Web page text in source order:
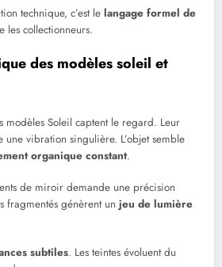
technique, c’est le langage formel de
les collectionneurs.
des modèles soleil et
modèles Soleil captent le regard. Leur
une vibration singulière. L’objet semble
organique constant.
de miroir demande une précision
fragmentés génèrent un jeu de lumière
subtiles. Les teintes évoluent du